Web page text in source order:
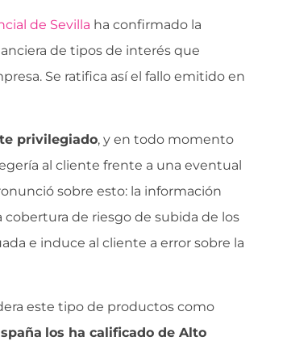
de Sevilla ha confirmado la
de tipos de interés que
Se ratifica así el fallo emitido en
privilegiado, y en todo momento
al cliente frente a una eventual
sobre esto: la información
de riesgo de subida de los
e induce al cliente a error sobre la
este tipo de productos como
los ha calificado de Alto